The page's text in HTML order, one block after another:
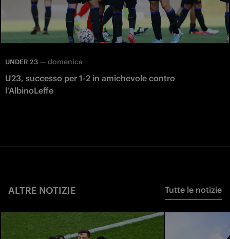
UNDER 23 — domenica
U23, successo per 1-2 in amichevole contro
l'AlbinoLeffe
ALTRE NOTIZIE Tutte le notizie